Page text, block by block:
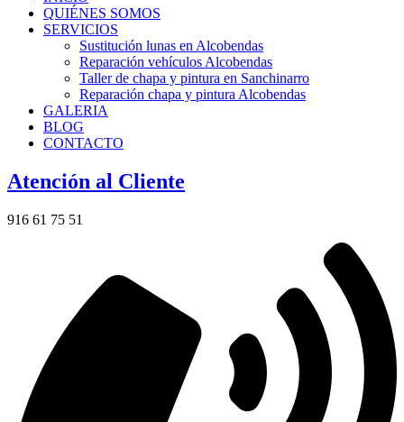
QUIÉNES SOMOS
SERVICIOS
Sustitución lunas en Alcobendas
Reparación vehículos Alcobendas
Taller de chapa y pintura en Sanchinarro
Reparación chapa y pintura Alcobendas
GALERIA
BLOG
CONTACTO
Atención al Cliente
916 61 75 51